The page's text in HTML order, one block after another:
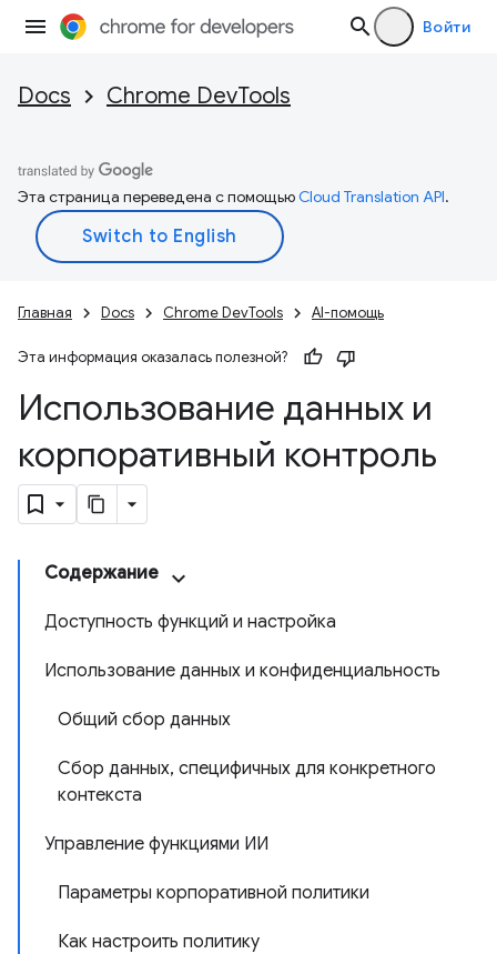
Войти
Docs Chrome DevTools
Эта страница переведена с помощьюCloud Translation API.
Главная Docs Chrome DevTools AI-помощь
Эта информация оказалась полезной?
Использование данных и
корпоративный контроль
Содержание
Доступность функций и настройка
Использование данных и конфиденциальность
Общий сбор данных
Сбор данных, специфичных для конкретного
контекста
Управление функциями ИИ
Параметры корпоративной политики
Как настроить политику